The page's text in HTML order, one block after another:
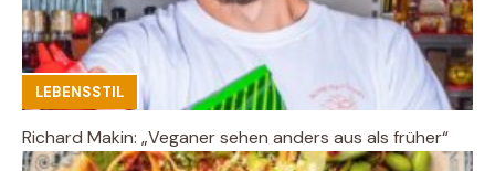
LEBENSSTIL
Richard Makin: „Veganer sehen anders aus als früher“